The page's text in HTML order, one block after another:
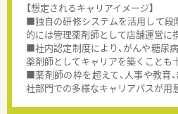
【想定されるキャリアイメージ】
■独自の研修システムを活用して段
的には管理薬剤師として店舗運営に
■社内認定制度により、がんや糖尿
薬剤師としてキャリアを築くことも
■薬剤師の枠を超えて、人事や教育
社部門での多様なキャリアパスが用